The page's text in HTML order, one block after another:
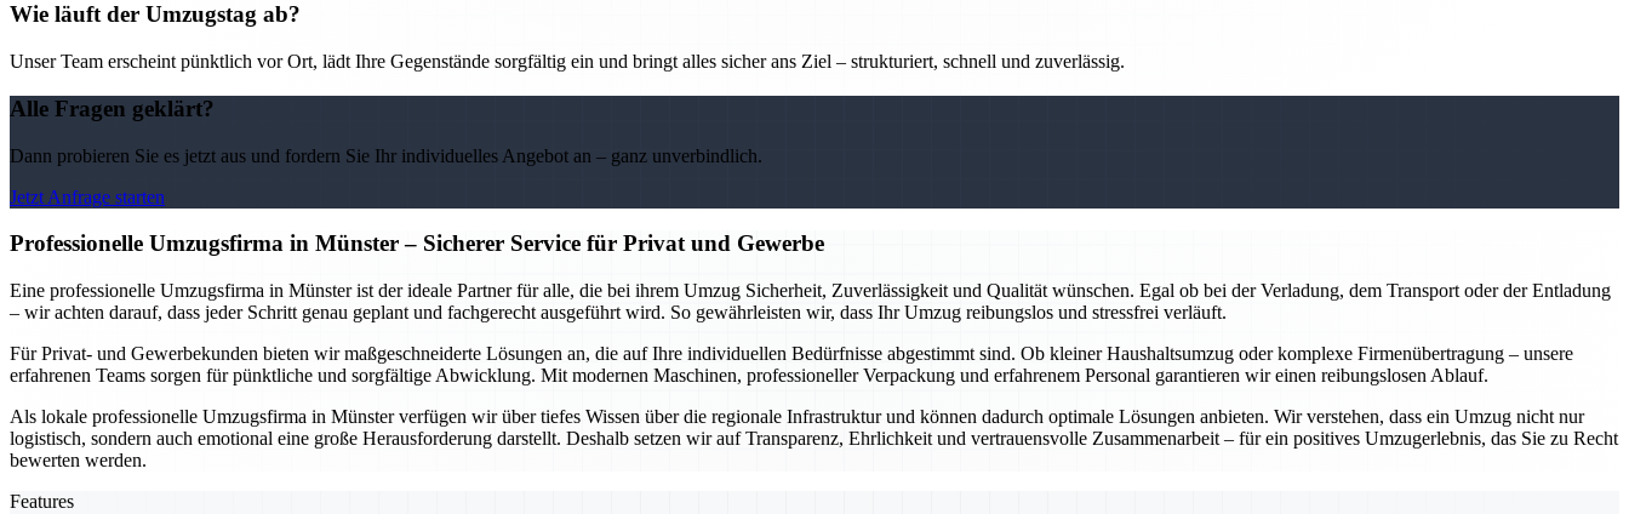
Wie läuft der Umzugstag ab?
Unser Team erscheint pünktlich vor Ort, lädt Ihre Gegenstände sorgfältig ein und bringt alles sicher ans Ziel – strukturiert, schnell und zuverlässig.
Alle Fragen geklärt?
Dann probieren Sie es jetzt aus und fordern Sie Ihr individuelles Angebot an – ganz unverbindlich.
Jetzt Anfrage starten
Professionelle Umzugsfirma in Münster – Sicherer Service für Privat und Gewerbe
Eine professionelle Umzugsfirma in Münster ist der ideale Partner für alle, die bei ihrem Umzug Sicherheit, Zuverlässigkeit und Qualität wünschen. Egal ob bei der Verladung, dem Transport oder der Entladung
– wir achten darauf, dass jeder Schritt genau geplant und fachgerecht ausgeführt wird. So gewährleisten wir, dass Ihr Umzug reibungslos und stressfrei verläuft.
Für Privat- und Gewerbekunden bieten wir maßgeschneiderte Lösungen an, die auf Ihre individuellen Bedürfnisse abgestimmt sind. Ob kleiner Haushaltsumzug oder komplexe Firmenübertragung – unsere
erfahrenen Teams sorgen für pünktliche und sorgfältige Abwicklung. Mit modernen Maschinen, professioneller Verpackung und erfahrenem Personal garantieren wir einen reibungslosen Ablauf.
Als lokale professionelle Umzugsfirma in Münster verfügen wir über tiefes Wissen über die regionale Infrastruktur und können dadurch optimale Lösungen anbieten. Wir verstehen, dass ein Umzug nicht nur
logistisch, sondern auch emotional eine große Herausforderung darstellt. Deshalb setzen wir auf Transparenz, Ehrlichkeit und vertrauensvolle Zusammenarbeit – für ein positives Umzugerlebnis, das Sie zu Recht
bewerten werden.
Features